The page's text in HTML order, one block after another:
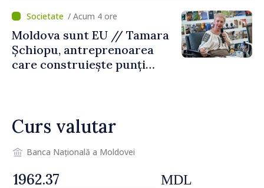
normale
/ Acum 4 ore
Moldova sunt EU // Tamara
Șchiopu, antreprenoarea
care construiește punți
Curs valutar
Banca Națională a Moldovei
MDL